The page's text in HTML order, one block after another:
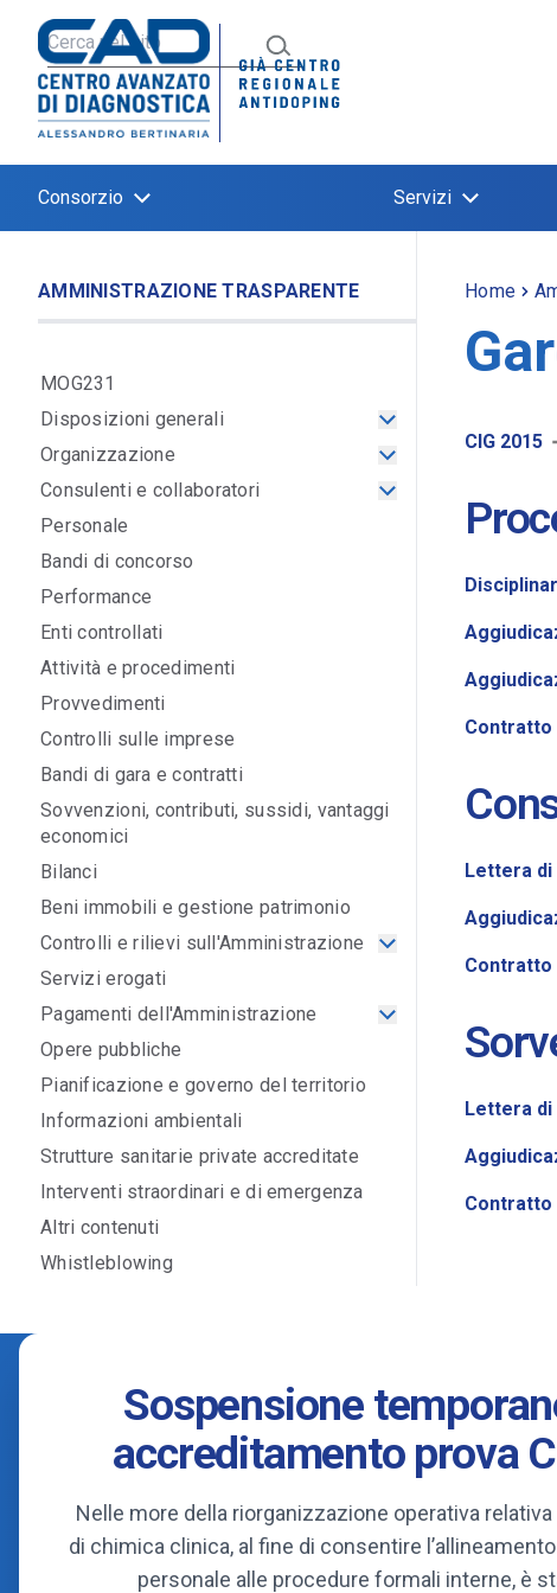
Consorzio Servizi
AMMINISTRAZIONE TRASPARENTE
MOG231
Disposizioni generali
Organizzazione
Consulenti e collaboratori
Personale
Bandi di concorso
Performance
Enti controllati
Attività e procedimenti
Provvedimenti
Controlli sulle imprese
Bandi di gara e contratti
Sovvenzioni, contributi, sussidi, vantaggi
economici
Bilanci
Beni immobili e gestione patrimonio
Controlli e rilievi sull'Amministrazione
Servizi erogati
Pagamenti dell'Amministrazione
Opere pubbliche
Pianificazione e governo del territorio
Informazioni ambientali
Strutture sanitarie private accreditate
Interventi straordinari e di emergenza
Altri contenuti
Whistleblowing
Home
CIG 2015
Contratto
Lettera di
Contratto
Lettera di
Contratto
Sospensione
accreditamento prova
Nelle more della riorganizzazione operativa
di chimica clinica, al fine di consentire
personale alle procedure formali interne, è